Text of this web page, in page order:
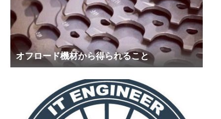
オフロード機材から得られること